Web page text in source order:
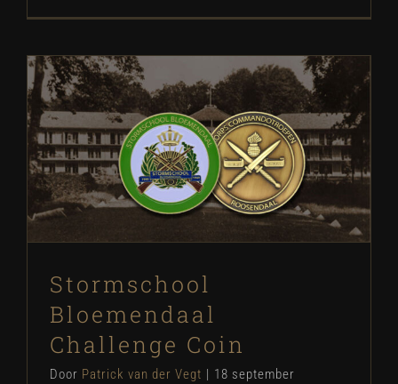
Stormschool Bloemendaal
Challenge Coin
Nieuws
Stormschool
Bloemendaal
Challenge Coin
Door Patrick van der Vegt | 18 september